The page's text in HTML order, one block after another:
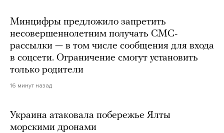
Минцифры предложило запретить
несовершеннолетним получать СМС-
рассылки — в том числе сообщения для входа
в соцсети. Ограничение смогут установить
только родители
16 минут назад
Украина атаковала побережье Ялты
морскими дронами